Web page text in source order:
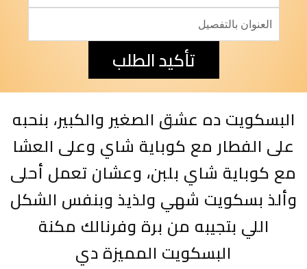
تأكيد الطلب
البسكويت ده عشق الصغير والكبير، بنحبه
على الفطار مع كوباية شاي وعلى العشا
مع كوباية شاي بلبن، وعشان تعمل أحلى
وألذ بسكويت شهي ولذيذ وبنفس الشكل
اللي بتجيبه من برة وفرنالك مكنة
البسكويت المميزة دي